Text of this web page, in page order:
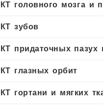
КТ головного мозга и
КТ зубов
КТ придаточных пазух
КТ глазных орбит
КТ гортани и мягких